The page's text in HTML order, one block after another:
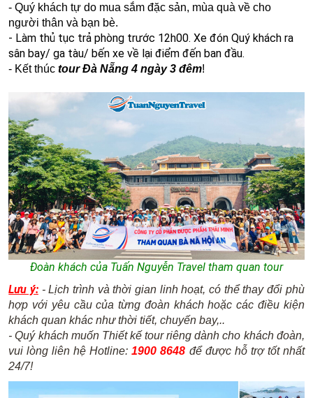
-Quý khách tự do mua sắm đặc sản, mùa quà về cho
người thân và bạn bè.
- Làm thủ tục trả phòng trước 12h00. Xe đón Quý khách ra
sân bay/ ga tàu/ bến xe về lại điểm đến ban đầu.
- Kết thúc tour Đà Nẵng 4 ngày 3 đêm!
Đoàn khách của Tuấn Nguyễn Travel tham quan tour
Lưu ý: - Lịch trình và thời gian linh hoạt, có thể thay đổi phù
hợp với yêu cầu của từng đoàn khách hoặc các điều kiện
khách quan khác như thời tiết, chuyến bay,..
- Quý khách muốn Thiết kế tour riêng dành cho khách đoàn,
vui lòng liên hệ Hotline:1900 8648 để được hỗ trợ tốt nhất
24/7!